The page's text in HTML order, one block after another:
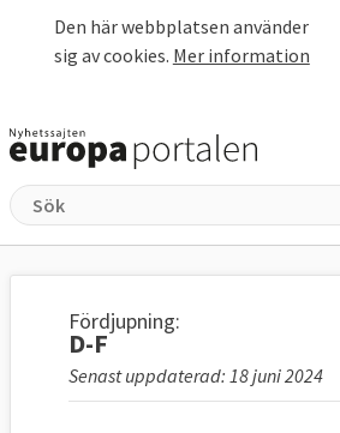
Den här webbplatsen använder
sig av cookies. Mer information
Fördjupning:
D-F
Senast uppdaterad: 18 juni 2024